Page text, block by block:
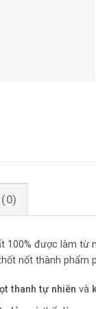
(0)
100% được làm từ
nốt thành phẩm
thanh tự nhiên và